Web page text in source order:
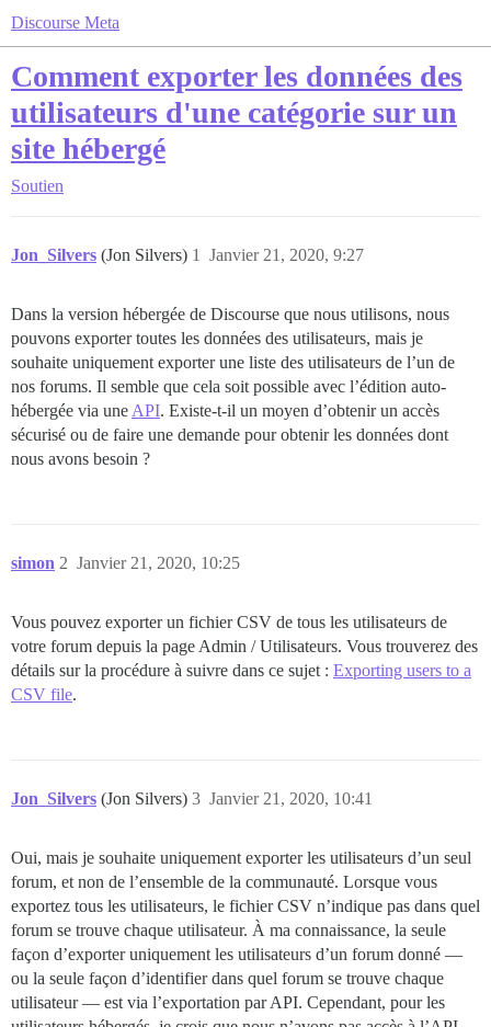
Discourse Meta
Comment exporter les données des
utilisateurs d'une catégorie sur un
site hébergé
Soutien
Jon_Silvers (Jon Silvers) Janvier 21, 2020, 9:27
1
Dans la version hébergée de Discourse que nous utilisons, nous
pouvons exporter toutes les données des utilisateurs, mais je
souhaite uniquement exporter une liste des utilisateurs de l’un de
nos forums. Il semble que cela soit possible avec l’édition auto-
hébergée via une API. Existe-t-il un moyen d’obtenir un accès
sécurisé ou de faire une demande pour obtenir les données dont
nous avons besoin ?
simon Janvier 21, 2020, 10:25
2
Vous pouvez exporter un fichier CSV de tous les utilisateurs de
votre forum depuis la page Admin / Utilisateurs. Vous trouverez des
détails sur la procédure à suivre dans ce sujet : Exporting users to a
CSV file.
Jon_Silvers (Jon Silvers) Janvier 21, 2020, 10:41
3
Oui, mais je souhaite uniquement exporter les utilisateurs d’un seul
forum, et non de l’ensemble de la communauté. Lorsque vous
exportez tous les utilisateurs, le fichier CSV n’indique pas dans quel
forum se trouve chaque utilisateur. À ma connaissance, la seule
façon d’exporter uniquement les utilisateurs d’un forum donné —
ou la seule façon d’identifier dans quel forum se trouve chaque
utilisateur — est via l’exportation par API. Cependant, pour les